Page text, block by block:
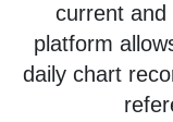
current
platform
daily chart